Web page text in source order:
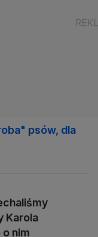
psów, dla
Karola
nim